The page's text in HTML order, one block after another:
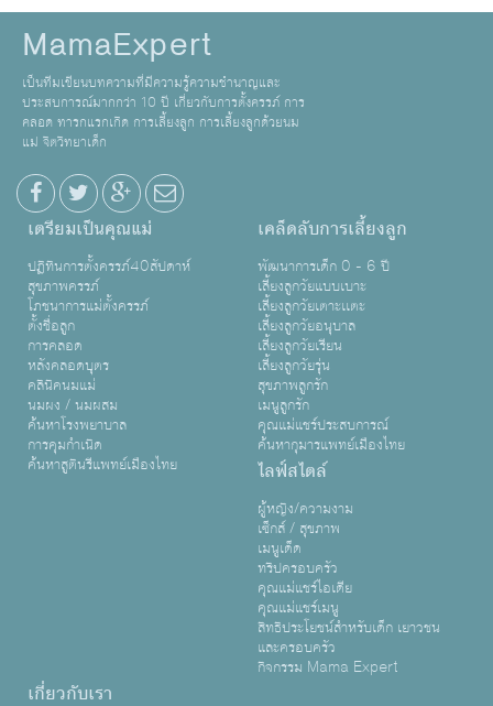
MamaExpert
เป็นทีมเขียนบทความที่มีความรู้ความชำนาญและ
ประสบการณ์มากกว่า 10 ปี เกี่ยวกับการตั้งครรภ์ การ
คลอด ทารกแรกเกิด การเลี้ยงลูก การเลี้ยงลูกด้วยนม
แม่ จิตวิทยาเด็ก
เตรียมเป็นคุณแม่
ปฏิทินการตั้งครรภ์40สัปดาห์
สุขภาพครรภ์
โภชนาการแม่ตั้งครรภ์
ตั้งชื่อลูก
การคลอด
หลังคลอดบุตร
คลินิคนมแม่
นมผง / นมผสม
ค้นหาโรงพยาบาล
การคุมกำเนิด
ค้นหาสูตินรีแพทย์เมืองไทย
เคล็ดลับการเลี้ยงลูก
พัฒนาการเด็ก 0 - 6 ปี
เลี้ยงลูกวัยแบบเบาะ
เลี้ยงลูกวัยเตาะเเตะ
เลี้ยงลูกวัยอนุบาล
เลี้ยงลูกวัยเรียน
เลี้ยงลูกวัยรุ่น
สุขภาพลูกรัก
เมนูลูกรัก
คุณแม่แชร์ประสบการณ์
ค้นหากุมารแพทย์เมืองไทย
ไลฟ์สไตล์
ผู้หญิง/ความงาม
เซ็กส์ / สุขภาพ
เมนูเด็ด
ทริปครอบครัว
คุณแม่แชร์ไอเดีย
คุณแม่แชร์เมนู
สิทธิประโยชน์สำหรับเด็ก เยาวชน
และครอบครัว
กิจกรรม Mama Expert
เกี่ยวกับเรา